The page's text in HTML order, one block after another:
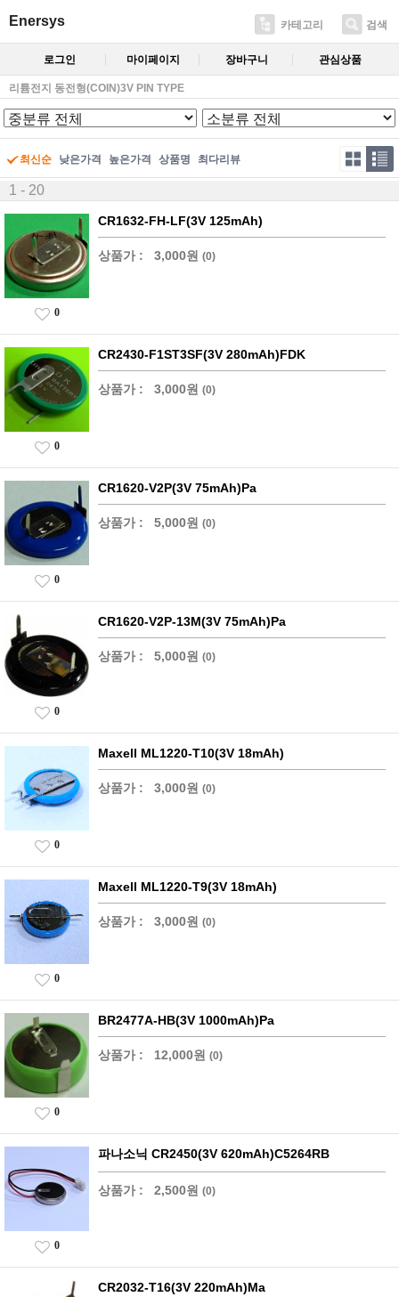
Enersys 카테고리 검색
로그인 마이페이지 장바구니 관심상품
리튬전지 동전형(COIN)3V PIN TYPE
최신순 낮은가격 높은가격 상품명 최다리뷰
1 - 20
CR1632-FH-LF(3V 125mAh)
상품가 : 3,000원 (0)
0
CR2430-F1ST3SF(3V 280mAh)FDK
상품가 : 3,000원 (0)
0
CR1620-V2P(3V 75mAh)Pa
상품가 : 5,000원 (0)
0
CR1620-V2P-13M(3V 75mAh)Pa
상품가 : 5,000원 (0)
0
Maxell ML1220-T10(3V 18mAh)
상품가 : 3,000원 (0)
0
Maxell ML1220-T9(3V 18mAh)
상품가 : 3,000원 (0)
0
BR2477A-HB(3V 1000mAh)Pa
상품가 : 12,000원 (0)
0
파나소닉 CR2450(3V 620mAh)C5264RB
상품가 : 2,500원 (0)
0
CR2032-T16(3V 220mAh)Ma